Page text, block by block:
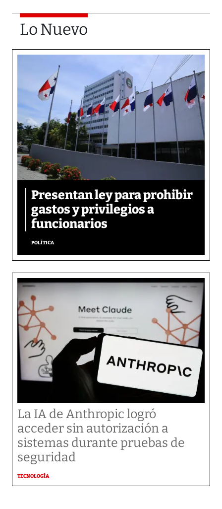
Lo Nuevo
Presentan ley para prohibir
gastos y privilegios a
funcionarios
POLÍTICA
La IA de Anthropic logró
acceder sin autorización a
sistemas durante pruebas de
seguridad
TECNOLOGÍA